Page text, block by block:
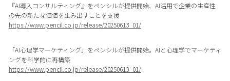
『AI導入コンサルティング』をペンシルが提供開始、AI活用で企業の生産性
の先の新たな価値を生み出すことを支援
https://www.pencil.co.jp/release/20250613_01/
「AI心理学マーケティング」をペンシルが提供開始。AIと心理学でマーケティ
ングを科学的に再構築
https://www.pencil.co.jp/release/20250613_01/